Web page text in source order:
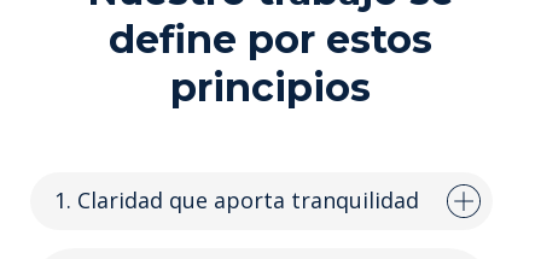
define por estos
principios
1. Claridad que aporta tranquilidad